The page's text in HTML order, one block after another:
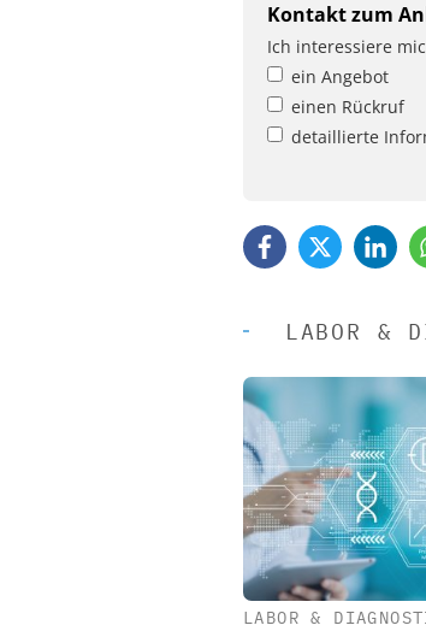
Kontakt zum
Ich interessiere
ein Angebot
einen Rückruf
detaillierte
LABOR &
LABOR &